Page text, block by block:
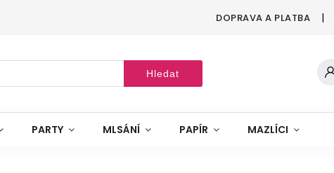
DOPRAVA A PLATBA
Hledat
PARTY MLSÁNÍ PAPÍR MAZLÍCI